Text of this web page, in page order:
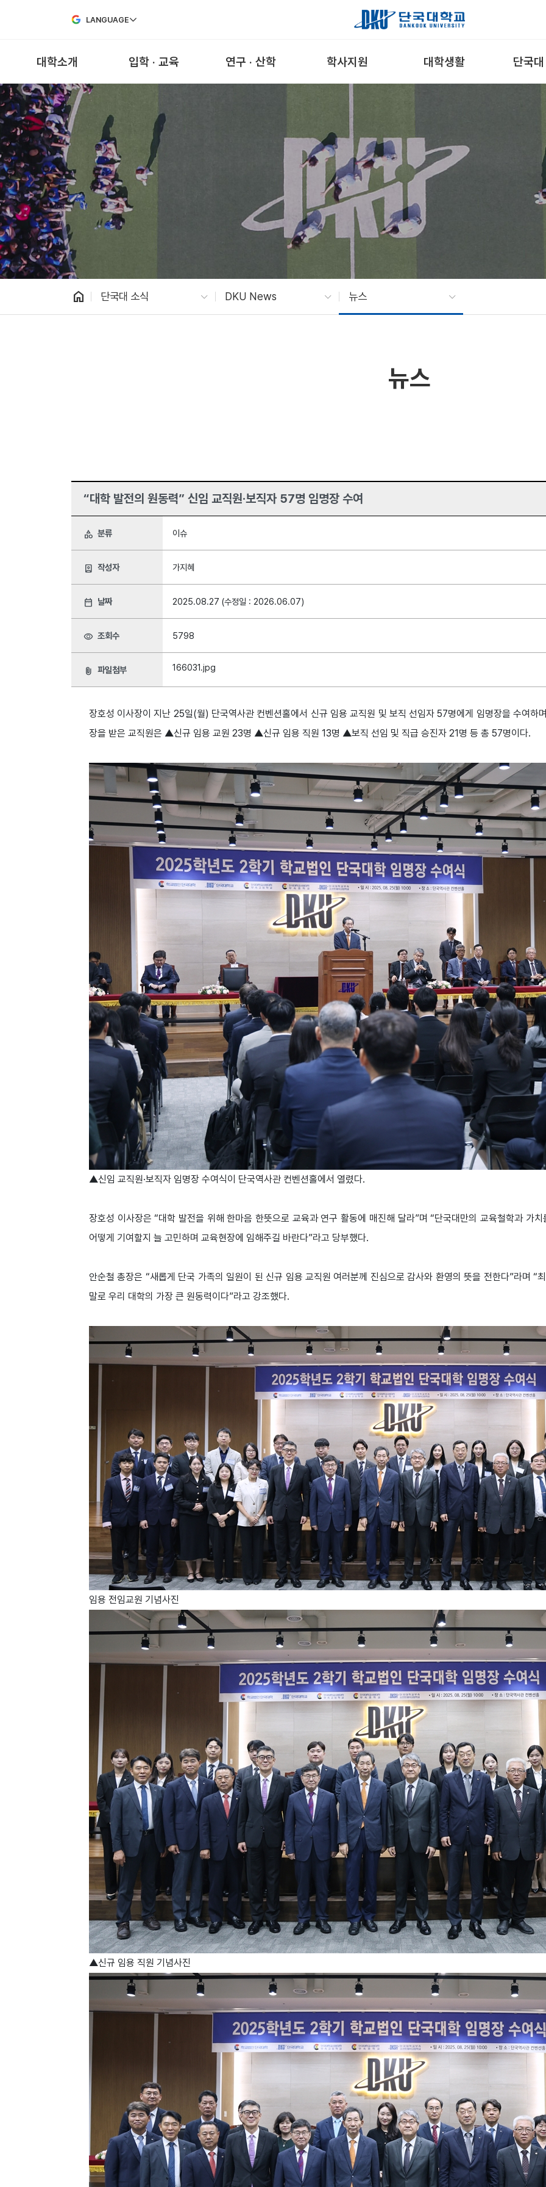
LANGUAGE
대학소개 입학 · 교육 연구 · 산학 학사지원 대학생활 단국
home 단국대 소식 DKU News 뉴스
뉴스
“대학 발전의 원동력” 신임 교직원·보직자 57명 임명장 수여
category 분류 이슈
person_book 작성자 가지혜
date_range 날짜 2025.08.27 (수정일 : 2026.06.07)
visibility 조회수 5798
attach_file 파일첨부 166031.jpg
장호성 이사장이 지난 25일(월) 단국역사관 컨벤션홀에서 신규 임용 교직원 및 보직 선임자 57명에게 임명장을 수여하
장을 받은 교직원은 ▲신규 임용 교원 23명 ▲신규 임용 직원 13명 ▲보직 선임 및 직급 승진자 21명 등 총 57명이다.
▲신임 교직원·보직자 임명장 수여식이 단국역사관 컨벤션홀에서 열렸다.
장호성 이사장은 “대학 발전을 위해 한마음 한뜻으로 교육과 연구 활동에 매진해 달라”며 “단국대만의 교육철학과 가
어떻게 기여할지 늘 고민하며 교육현장에 임해주길 바란다”라고 당부했다.
안순철 총장은 “새롭게 단국 가족의 일원이 된 신규 임용 교직원 여러분께 진심으로 감사와 환영의 뜻을 전한다”라며 “
말로 우리 대학의 가장 큰 원동력이다”라고 강조했다.
임용 전임교원 기념사진
▲신규 임용 직원 기념사진